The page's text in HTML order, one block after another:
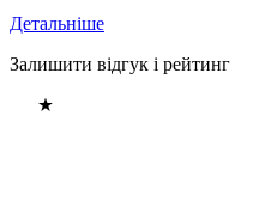
Детальніше
Залишити відгук і рейтинг